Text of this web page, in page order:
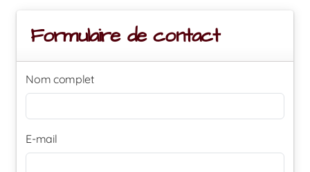
Formulaire de contact
Nom complet
E-mail